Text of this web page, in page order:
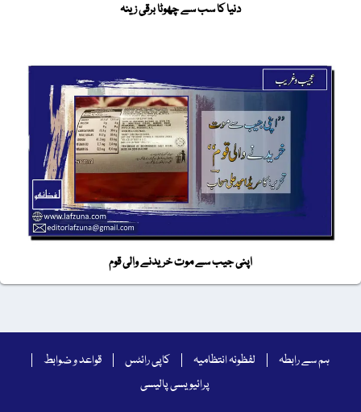
دنیا کا سب سے چھوٹا برقی زینہ
اپنی جیب سے موت خریدنے والی قوم
ہم سے رابطہ لفظونہ انتظامیہ کاپی رائٹس
قواعد و ضوابط
پرائیویسی پالیسی